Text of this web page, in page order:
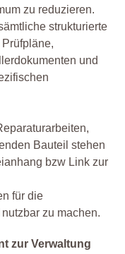
zu reduzieren.
strukturierte
und
Bauteil stehen
bzw Link zur
für die
zu machen.
zur Verwaltung